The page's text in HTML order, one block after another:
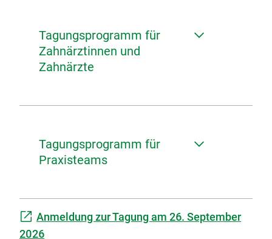
Tagungsprogramm für
Zahnärztinnen und
Zahnärzte
Tagungsprogramm für
Praxisteams
Anmeldung zur Tagung am 26. September
2026